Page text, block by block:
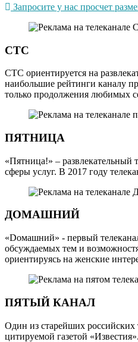
Запросите у нас просчет
СТС
СТС ориентируется на
наибольшие рейтинги каналу
только продолжения любимых
ПЯТНИЦА
«Пятница!» –
сферы услуг. В 2017 году
ДОМАШНИЙ
«Dомашний» - первый
обсуждаемых тем и
ориентируясь на женские
ПЯТЫЙ КАНАЛ
Один из старейших
цитируемой газетой